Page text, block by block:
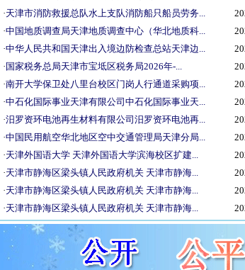
·天津市消防救援总队水上支队消防船只船员劳务...
·中国地质调查局天津地质调查中心（华北地质科...
·中华人民共和国天津出入境边防检查总站天津边...
· 国家税务总局天津市宝坻区税务局2026年-...
·南开大学保卫处八里台校区门岗人行通道采购项...
·中石化国际事业天津有限公司中石化国际事业天...
·汨罗资环电池再生材料有限公司汨罗资环电池再...
·中国民用航空华北地区空中交通管理局天津分局...
·天津外国语大学 天津外国语大学滨海校区扩建...
·天津市静海区梁头镇人民政府机关 天津市静海...
·天津市静海区梁头镇人民政府机关 天津市静海...
·天津市静海区梁头镇人民政府机关 天津市静海...